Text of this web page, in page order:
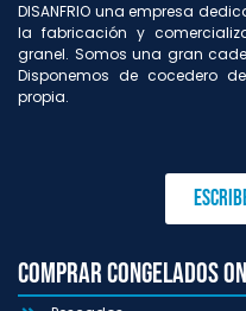
DISANFRIO una empresa
la fabricación y
granel. Somos una gran
Disponemos de cocedero
propia.
Comprar congelados